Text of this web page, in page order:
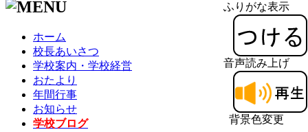
ふりがな表示
音声読み上げ
背景色変更
ホーム
校長あいさつ
学校案内・学校経営
おたより
年間行事
お知らせ
学校ブログ